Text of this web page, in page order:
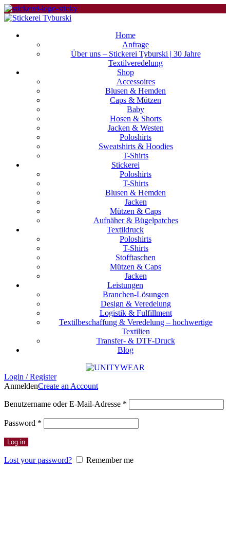
Home
Anfrage
Über uns – Stickerei Tyburski | 30 Jahre
Textilveredelung
Shop
Accessoires
Blusen & Hemden
Caps & Mützen
Baby
Hosen & Shorts
Jacken & Westen
Poloshirts
Sweatshirts & Hoodies
T-Shirts
Stickerei
Poloshirts
T-Shirts
Blusen & Hemden
Jacken
Mützen & Caps
Aufnäher & Bügelpatches
Textildruck
Poloshirts
T-Shirts
Stofftaschen
Mützen & Caps
Jacken
Leistungen
Branchen-Lösungen
Design & Veredelung
Logistik & Fulfillment
Textilbeschaffung & Veredelung – hochwertige
Textilien
Transfer- & DTF-Druck
Blog
Login / Register
AnmeldenCreate an Account
Benutzername oder E-Mail-Adresse *
Password *
Log in
Lost your password? Remember me